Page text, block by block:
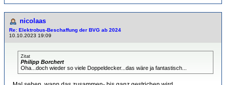
nicolaas
Re: Elektrobus-Beschaffung der BVG ab 2024
10.10.2023 19:09
Zitat
Philipp Borchert
Oha...doch wieder so viele Doppeldecker...das wäre ja fantastisch...